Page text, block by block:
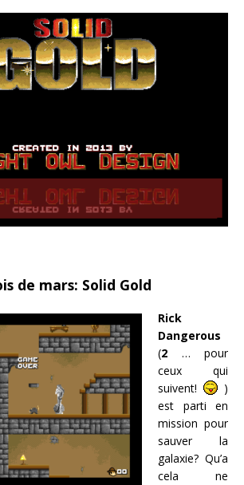
de mars: Solid Gold
Rick
Dangerous
(2 … pour
ceux qui
suivent!
)
est parti en
mission pour
sauver la
galaxie? Qu’a
cela ne